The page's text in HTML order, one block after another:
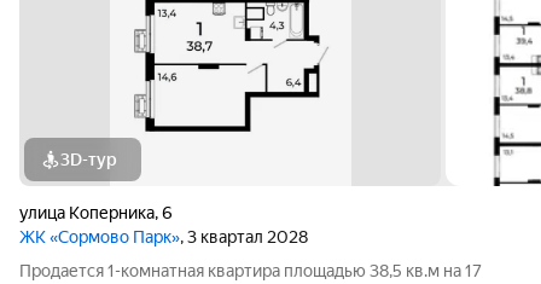
3D-тур
улица Коперника,6
ЖК «Сормово Парк», 3 квартал 2028
Продается 1-комнатная квартира площадью 38,5 кв.м на 17